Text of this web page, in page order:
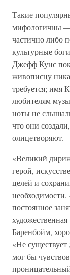
Такие
мифологичны —
частично либо
культурные
Джефф Кунс
живописцу
требуется; имя
любителям
ноты не
что они
олицетворяют.
«Великий
герой,
целей и
постоянное
Баренбойм,
«Не
мог бы